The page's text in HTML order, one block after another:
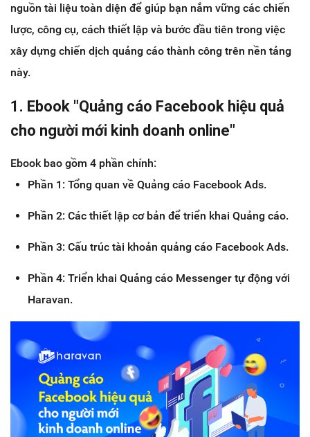
nguồn tài liệu toàn diện để giúp bạn nắm vững các chiến
lược, công cụ, cách thiết lập và bước đầu tiên trong việc
xây dựng chiến dịch quảng cáo thành công trên nền tảng
này.
1. Ebook "Quảng cáo Facebook hiệu quả
cho người mới kinh doanh online"
Ebook bao gồm 4 phần chính:
Phần 1: Tổng quan về Quảng cáo Facebook Ads.
Phần 2: Các thiết lập cơ bản để triển khai Quảng cáo.
Phần 3: Cấu trúc tài khoản quảng cáo Facebook Ads.
Phần 4: Triển khai Quảng cáo Messenger tự động với
Haravan.